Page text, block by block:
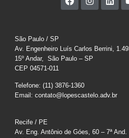
São Paulo / SP
Av. Engenheiro Luís Carlos Berrini,
15º Andar, São Paulo – SP
CEP 04571-011
Telefone: (11) 3876-1360
Email: contato@lopescastelo.adv.br
Recife / PE
Av. Eng. Antônio de Góes, 60 – 7ª And.